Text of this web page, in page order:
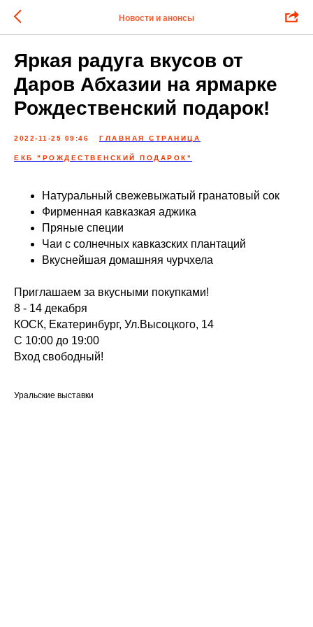
Новости и анонсы
Яркая радуга вкусов от
Даров Абхазии на ярмарке
Рождественский подарок!
2022-11-25 09:46 ГЛАВНАЯ СТРАНИЦА
ЕКБ "РОЖДЕСТВЕНСКИЙ ПОДАРОК"
Натуральный свежевыжатый гранатовый сок
Фирменная кавказкая аджика
Пряные специи
Чаи с солнечных кавказских плантаций
Вкуснейшая домашняя чурчхела
Приглашаем за вкусными покупками!
8 - 14 декабря
КОСК, Екатеринбург, Ул.Высоцкого, 14
С 10:00 до 19:00
Вход свободный!
Уральские выставки